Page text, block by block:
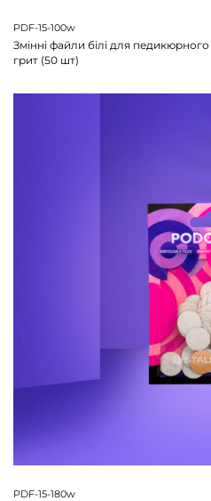
PDF-15-100w
Змінні файли білі для
грит (50 шт)
PDF-15-180w